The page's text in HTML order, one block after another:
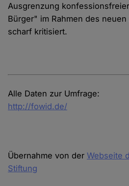
Ausgrenzung
Bürger" im Rahmen des
scharf kritisiert.
Alle Daten zur Umfrage:
http://fowid.de/
Übernahme von derWebseite
Stiftung